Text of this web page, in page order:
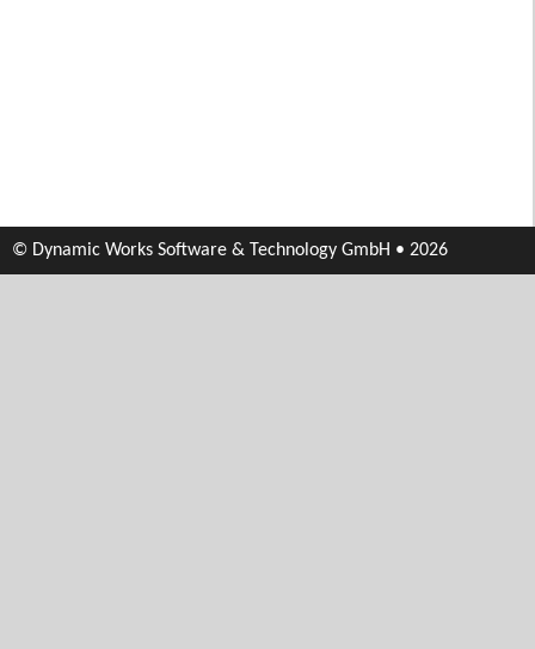
© Dynamic Works Software & Technology GmbH • 2026